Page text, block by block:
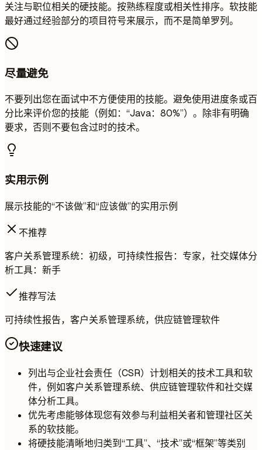
关注与职位相关的硬技能。按熟练程度或相关性排序。软技能
最好通过经验部分的项目符号来展示，而不是简单罗列。
尽量避免
不要列出您在面试中不方便使用的技能。避免使用进度条或百
分比来评价您的技能（例如：“Java：80%”）。除非有明确
要求，否则不要包含过时的技术。
实用示例
展示技能的“不该做”和“应该做”的实用示例
不推荐
客户关系管理系统：初级，可持续性报告：专家，社交媒体分
析工具：新手
推荐写法
可持续性报告，客户关系管理系统，供应链管理软件
快速建议
列出与企业社会责任（CSR）计划相关的技术工具和软
件，例如客户关系管理系统、供应链管理软件和社交媒
体分析工具。
优先考虑能够体现您有效参与利益相关者和管理社区关
系的软技能。
将硬技能清晰地归类到“工具”、“技术”或“框架”等类别